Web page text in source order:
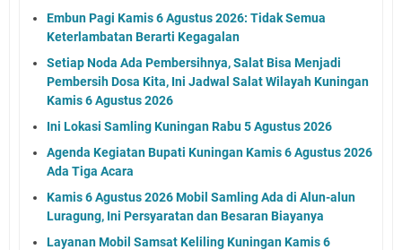
Embun Pagi Kamis 6 Agustus 2026: Tidak Semua
Keterlambatan Berarti Kegagalan
Setiap Noda Ada Pembersihnya, Salat Bisa Menjadi
Pembersih Dosa Kita, Ini Jadwal Salat Wilayah Kuningan
Kamis 6 Agustus 2026
Ini Lokasi Samling Kuningan Rabu 5 Agustus 2026
Agenda Kegiatan Bupati Kuningan Kamis 6 Agustus 2026
Ada Tiga Acara
Kamis 6 Agustus 2026 Mobil Samling Ada di Alun-alun
Luragung, Ini Persyaratan dan Besaran Biayanya
Layanan Mobil Samsat Keliling Kuningan Kamis 6